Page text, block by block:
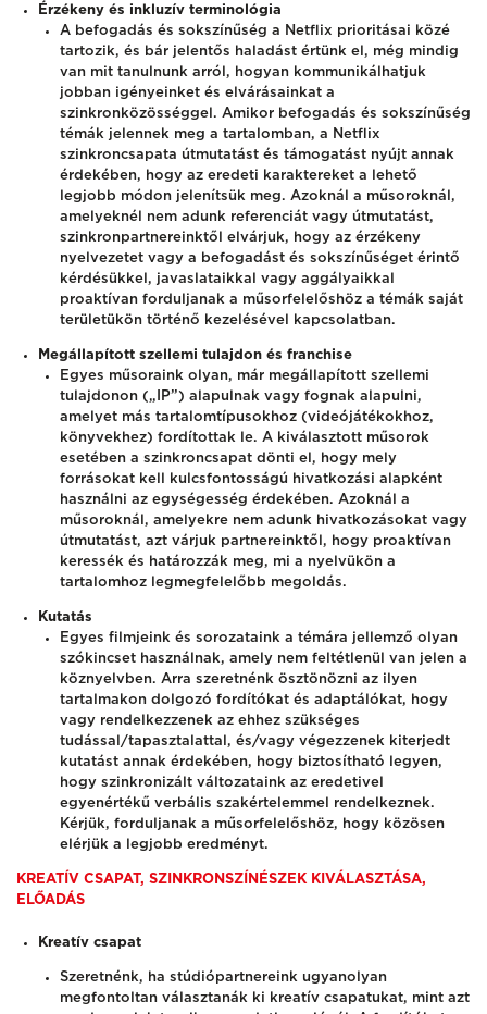
Érzékeny és inkluzív terminológia
A befogadás és sokszínűség a Netflix prioritásai közé
tartozik, és bár jelentős haladást értünk el, még mindig
van mit tanulnunk arról, hogyan kommunikálhatjuk
jobban igényeinket és elvárásainkat a
szinkronközösséggel. Amikor befogadás és sokszínűség
témák jelennek meg a tartalomban, a Netflix
szinkroncsapata útmutatást és támogatást nyújt annak
érdekében, hogy az eredeti karaktereket a lehető
legjobb módon jelenítsük meg. Azoknál a műsoroknál,
amelyeknél nem adunk referenciát vagy útmutatást,
szinkronpartnereinktől elvárjuk, hogy az érzékeny
nyelvezetet vagy a befogadást és sokszínűséget érintő
kérdésükkel, javaslataikkal vagy aggályaikkal
proaktívan forduljanak a műsorfelelőshöz a témák saját
területükön történő kezelésével kapcsolatban.
Megállapított szellemi tulajdon és franchise
Egyes műsoraink olyan, már megállapított szellemi
tulajdonon („IP”) alapulnak vagy fognak alapulni,
amelyet más tartalomtípusokhoz (videójátékokhoz,
könyvekhez) fordítottak le. A kiválasztott műsorok
esetében a szinkroncsapat dönti el, hogy mely
forrásokat kell kulcsfontosságú hivatkozási alapként
használni az egységesség érdekében. Azoknál a
műsoroknál, amelyekre nem adunk hivatkozásokat vagy
útmutatást, azt várjuk partnereinktől, hogy proaktívan
keressék és határozzák meg, mi a nyelvükön a
tartalomhoz legmegfelelőbb megoldás.
Kutatás
Egyes filmjeink és sorozataink a témára jellemző olyan
szókincset használnak, amely nem feltétlenül van jelen a
köznyelvben. Arra szeretnénk ösztönözni az ilyen
tartalmakon dolgozó fordítókat és adaptálókat, hogy
vagy rendelkezzenek az ehhez szükséges
tudással/tapasztalattal, és/vagy végezzenek kiterjedt
kutatást annak érdekében, hogy biztosítható legyen,
hogy szinkronizált változataink az eredetivel
egyenértékű verbális szakértelemmel rendelkeznek.
Kérjük, forduljanak a műsorfelelőshöz, hogy közösen
elérjük a legjobb eredményt.
KREATÍV CSAPAT, SZINKRONSZÍNÉSZEK KIVÁLASZTÁSA,
ELŐADÁS
Kreatív csapat
Szeretnénk, ha stúdiópartnereink ugyanolyan
megfontoltan választanák ki kreatív csapatukat, mint azt